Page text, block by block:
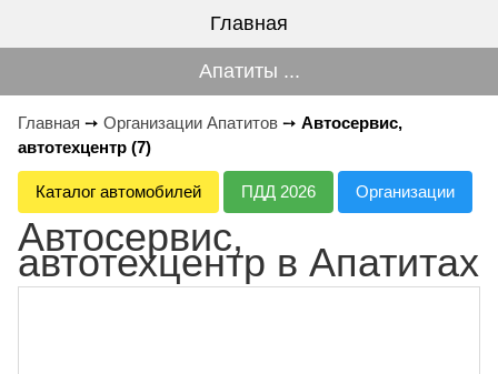
Главная
Апатиты ...
Главная ➙ Организации Апатитов ➙ Автосервис,
автотехцентр (7)
Каталог автомобилей ПДД 2026 Организации
Автосервис,
автотехцентр в Апатитах